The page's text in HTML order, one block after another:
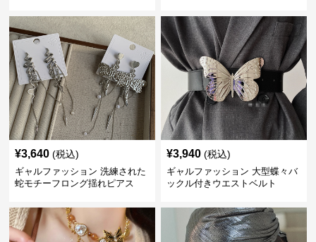
¥3,640 (税込)
ギャルファッション 洗練された
蛇モチーフロング揺れピアス
¥3,940 (税込)
ギャルファッション 大型蝶々バ
ックル付きウエストベルト